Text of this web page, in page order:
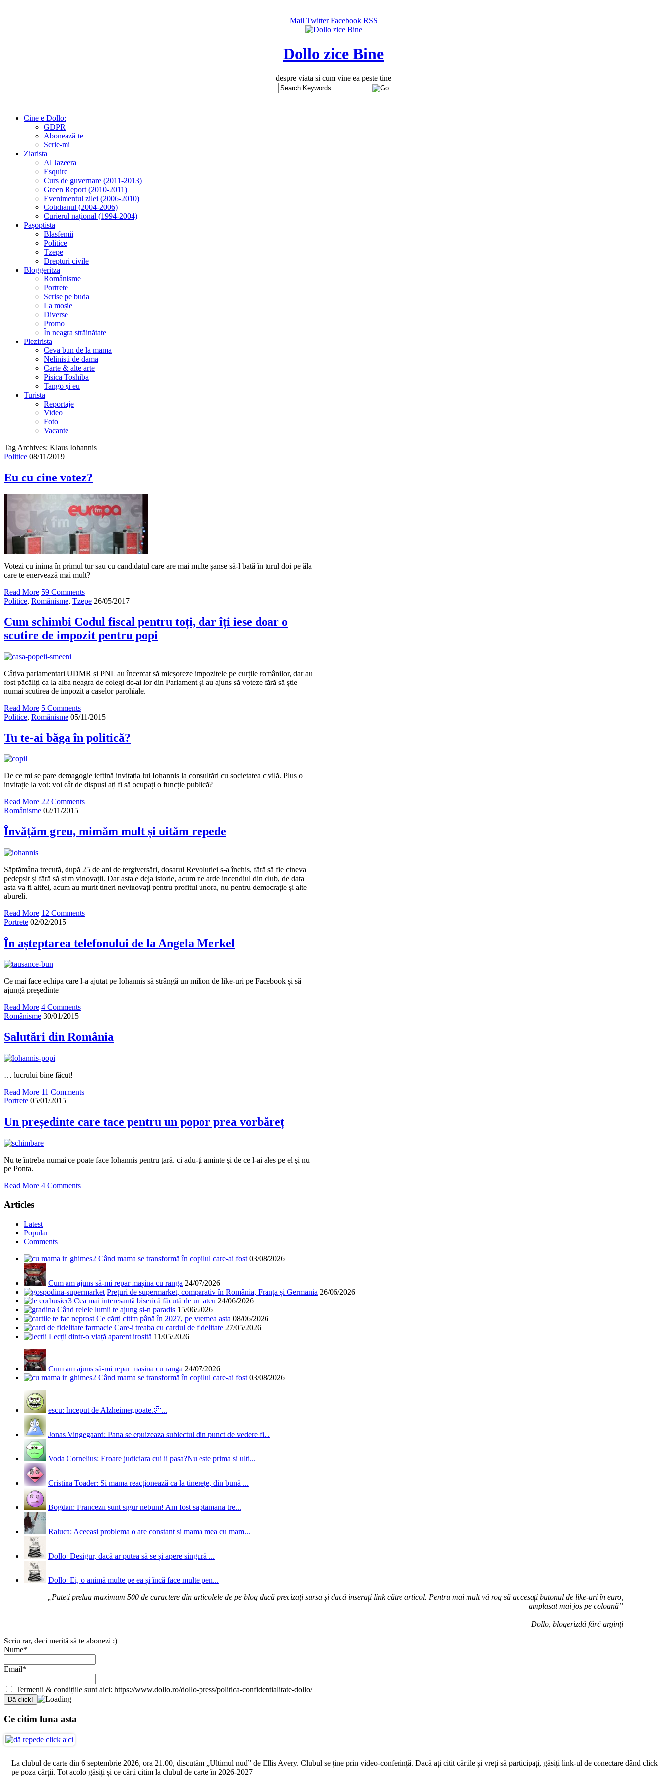
Mail Twitter Facebook RSS
Dollo zice Bine
despre viata si cum vine ea peste tine
Cine e Dollo:
GDPR
Abonează-te
Scrie-mi
Ziarista
Al Jazeera
Esquire
Curs de guvernare (2011-2013)
Green Report (2010-2011)
Evenimentul zilei (2006-2010)
Cotidianul (2004-2006)
Curierul național (1994-2004)
Pașoptista
Blasfemii
Politice
Tzepe
Drepturi civile
Bloggeritza
Românisme
Portrete
Scrise pe buda
La moșie
Diverse
Promo
În neagra străinătate
Plezirista
Ceva bun de la mama
Nelinisti de dama
Carte & alte arte
Pisica Toshiba
Tango și eu
Turista
Reportaje
Video
Foto
Vacante
Tag Archives: Klaus Iohannis
Politice 08/11/2019
Eu cu cine votez?
Votezi cu inima în primul tur sau cu candidatul care are mai multe șanse să-l bată în turul doi pe ăla
care te enervează mai mult?
Read More 59 Comments
Politice, Românisme, Tzepe 26/05/2017
Cum schimbi Codul fiscal pentru toți, dar îți iese doar o
scutire de impozit pentru popi
Câțiva parlamentari UDMR și PNL au încercat să micșoreze impozitele pe curțile românilor, dar au
fost păcăliți ca la alba neagra de colegi de-ai lor din Parlament și au ajuns să voteze fără să știe
numai scutirea de impozit a caselor parohiale.
Read More 5 Comments
Politice, Românisme 05/11/2015
Tu te-ai băga în politică?
De ce mi se pare demagogie ieftină invitația lui Iohannis la consultări cu societatea civilă. Plus o
invitație la vot: voi cât de dispuși ați fi să ocupați o funcție publică?
Read More 22 Comments
Românisme 02/11/2015
Învățăm greu, mimăm mult și uităm repede
Săptămâna trecută, după 25 de ani de tergiversări, dosarul Revoluției s-a închis, fără să fie cineva
pedepsit și fără să știm vinovații. Dar asta e deja istorie, acum ne arde incendiul din club, de data
asta va fi altfel, acum au murit tineri nevinovați pentru profitul unora, nu pentru democrație și alte
abureli.
Read More 12 Comments
Portrete 02/02/2015
În așteptarea telefonului de la Angela Merkel
Ce mai face echipa care l-a ajutat pe Iohannis să strângă un milion de like-uri pe Facebook și să
ajungă președinte
Read More 4 Comments
Românisme 30/01/2015
Salutări din România
… lucrului bine făcut!
Read More 11 Comments
Portrete 05/01/2015
Un președinte care tace pentru un popor prea vorbăreț
Nu te întreba numai ce poate face Iohannis pentru țară, ci adu-ți aminte și de ce l-ai ales pe el și nu
pe Ponta.
Read More 4 Comments
Articles
Latest
Popular
Comments
Când mama se transformă în copilul care-ai fost 03/08/2026
Cum am ajuns să-mi repar mașina cu ranga 24/07/2026
Prețuri de supermarket, comparativ în România, Franța și Germania 26/06/2026
Cea mai interesantă biserică făcută de un ateu 24/06/2026
Când relele lumii te ajung și-n paradis 15/06/2026
Ce cărți citim până în 2027, pe vremea asta 08/06/2026
Care-i treaba cu cardul de fidelitate 27/05/2026
Lecții dintr-o viață aparent irosită 11/05/2026
Cum am ajuns să-mi repar mașina cu ranga 24/07/2026
Când mama se transformă în copilul care-ai fost 03/08/2026
escu: Inceput de Alzheimer,poate.🤔...
Jonas Vingegaard: Pana se epuizeaza subiectul din punct de vedere fi...
Voda Cornelius: Eroare judiciara cui ii pasa?Nu este prima si ulti...
Cristina Toader: Si mama reacționează ca la tinerețe, din bună ...
Bogdan: Francezii sunt sigur nebuni! Am fost saptamana tre...
Raluca: Aceeasi problema o are constant si mama mea cu mam...
Dollo: Desigur, dacă ar putea să se și apere singură ...
Dollo: Ei, o animă multe pe ea și încă face multe pen...
„Puteți prelua maximum 500 de caractere din articolele de pe blog dacă precizați sursa și dacă inserați link către articol. Pentru mai mult vă rog să accesați butonul de like-uri în euro,
amplasat mai jos pe coloană”
Dollo, blogerizdă fără arginți
Scriu rar, deci merită să te abonezi :)
Nume*
Email*
Termenii & condițiile sunt aici: https://www.dollo.ro/dollo-press/politica-confidentialitate-dollo/
Ce citim luna asta
La clubul de carte din 6 septembrie 2026, ora 21.00, discutăm „Ultimul nud” de Ellis Avery. Clubul se ține prin video-conferință. Dacă ați citit cărțile și vreți să participați, găsiți link-ul de conectare dând click
pe poza cărții. Tot acolo găsiți și ce cărți citim la clubul de carte în 2026-2027